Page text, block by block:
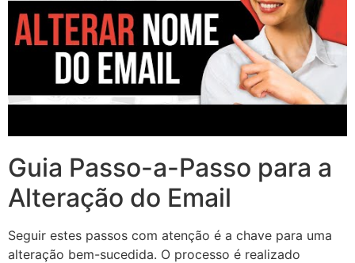
Guia Passo-a-Passo para a
Alteração do Email
Seguir estes passos com atenção é a chave para uma
alteração bem-sucedida. O processo é realizado